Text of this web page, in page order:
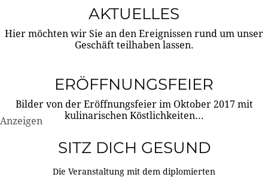
AKTUELLES
Hier möchten wir Sie an den Ereignissen rund um unser
Geschäft teilhaben lassen.
ERÖFFNUNGSFEIER
Bilder von der Eröffnungsfeier im Oktober 2017 mit
kulinarischen Köstlichkeiten...
Anzeigen
SITZ DICH GESUND
Die Veranstaltung mit dem diplomierten